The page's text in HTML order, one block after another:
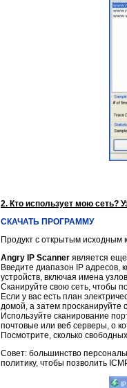
2. Кто использует мою сеть?
СКАЧАТЬ ПРОГРАММУ
Продукт с открытым исходным
Angry IP Scanner является
Введите диапазон IP адресов,
устройств, включая имена
Сканируйте свою сеть, чтобы
Если у вас есть план
домой, а затем
Используйте сканирование
почтовые или веб серверы, о
Посмотрите, сколько
Совет: большинство
политику, чтобы позволить